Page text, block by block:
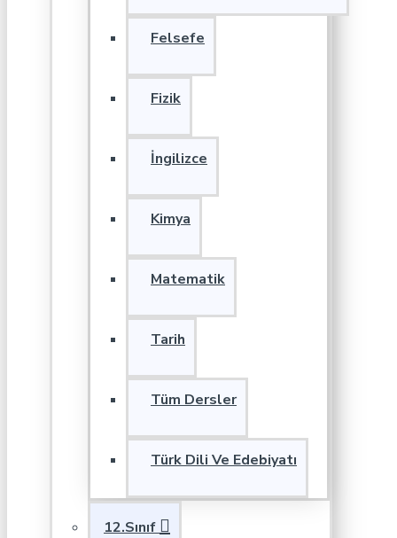
Felsefe
Fizik
İngilizce
Kimya
Matematik
Tarih
Tüm Dersler
Türk Dili Ve Edebiyatı
12.Sınıf